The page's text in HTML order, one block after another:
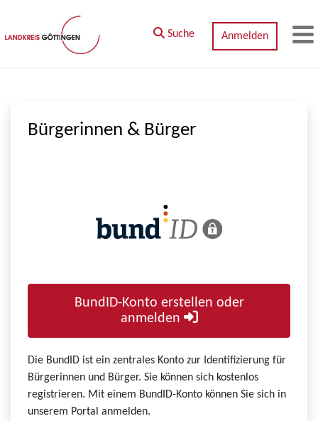
Zum Hauptinhalt springen
Suche Anmelden
Bürgerinnen & Bürger
BundID-Konto erstellen oder
anmelden
Die BundID ist ein zentrales Konto zur Identifizierung für
Bürgerinnen und Bürger. Sie können sich kostenlos
registrieren. Mit einem BundID-Konto können Sie sich in
unserem Portal anmelden.